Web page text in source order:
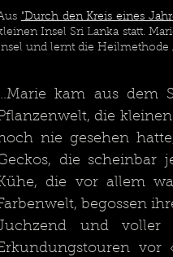
Sicht der Dinge
"Durch den Kreis eines
Insel Sri Lanka statt.
und lernt die Heilmethode
kam aus dem
die
nie gesehen
die scheinbar
die vor allem
und voller
vor